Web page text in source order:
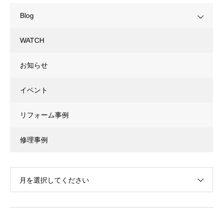
Blog
WATCH
お知らせ
イベント
リフォーム事例
修理事例
月を選択してください